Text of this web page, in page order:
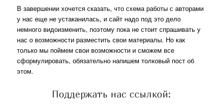
В завершении хочется сказать, что схема работы с авторами
у нас еще не устаканилась, и сайт надо под это дело
немного видоизменить, поэтому пока не стоит спрашивать у
нас о возможности разместить свои материалы. Но как
только мы поймем свои возможности и сможем все
сформулировать, обязательно напишем толковый пост об
этом.
Поддержать нас ссылкой: